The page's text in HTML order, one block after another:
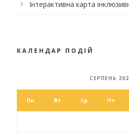
Інтерактивна карта
КАЛЕНДАР ПОДІЙ
СЕРПЕНЬ
Пн Вт Ср Чт